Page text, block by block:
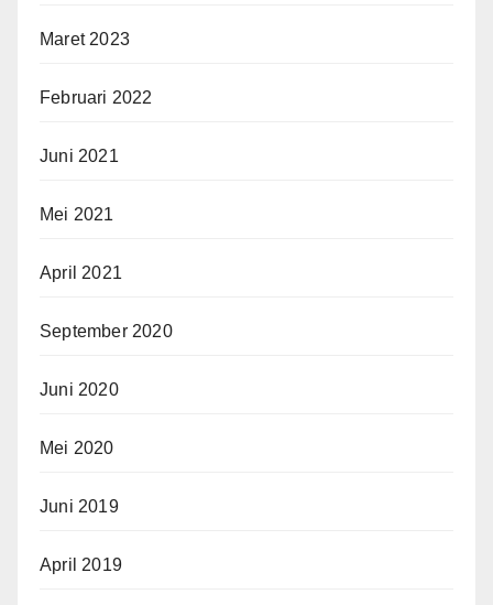
Maret 2023
Februari 2022
Juni 2021
Mei 2021
April 2021
September 2020
Juni 2020
Mei 2020
Juni 2019
April 2019